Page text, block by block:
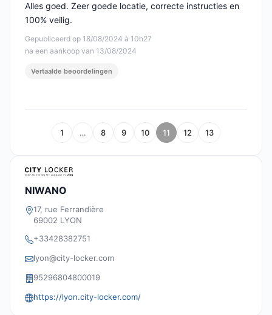
Gepubliceerd op 18/08/2024 à 10h27
na een aankoop van 13/08/2024
Alles goed. Zeer goede locatie, correcte instructies en
100% veilig.
Vertaalde beoordelingen
1 … 8 9 10 11 12 13
NIWANO
17, rue Ferrandière
69002 LYON
+33428382751
lyon@city-locker.com
95296804800019
https://lyon.city-locker.com/